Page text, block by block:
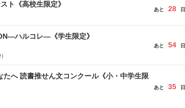
ト《高校生限定》
あと 28 日
ハルコレ―《学生限定》
あと 54 日
へ 読書推せん文コンクール《小・中学生限
あと 35 日